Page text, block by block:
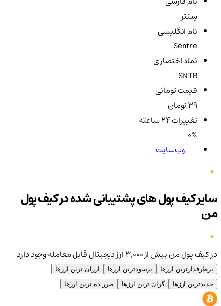
سِنتر
نام انگلیسی
Sentre
نماد اختصاری
SNTR
قیمت تومانی
39 تومان
تغییرات ۲۴ ساعته
0%
وب‌سایت
سایر کیف پول های پشتیبانی شده در کیف پول
من
در کیف پول من بیش از ۳,۰۰۰ ارز دیجیتال قابل معامله وجود دارد
پرطرفدارترین ارزها پرسودترین ارزها
ارزان ترین ارزها
جدیدترین ارزها
گران ترین ارزها ضرر ده ترین ارزها